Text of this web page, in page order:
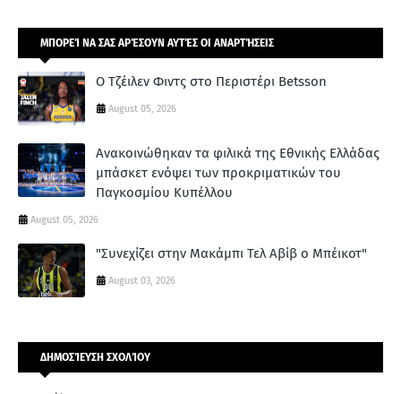
ΜΠΟΡΕΊ ΝΑ ΣΑΣ ΑΡΈΣΟΥΝ ΑΥΤΈΣ ΟΙ ΑΝΑΡΤΉΣΕΙΣ
Ο Τζέιλεν Φιντς στο Περιστέρι Betsson
August 05, 2026
Ανακοινώθηκαν τα φιλικά της Εθνικής Ελλάδας
μπάσκετ ενόψει των προκριματικών του
Παγκοσμίου Κυπέλλου
August 05, 2026
"Συνεχίζει στην Μακάμπι Τελ Αβίβ ο Μπέικοτ"
August 03, 2026
ΔΗΜΟΣΊΕΥΣΗ ΣΧΟΛΊΟΥ